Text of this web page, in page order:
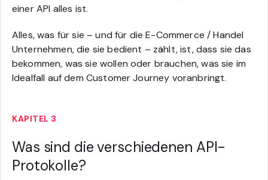
einer API alles ist.
Alles, was für sie – und für die E-Commerce / Handel
Unternehmen, die sie bedient – zählt, ist, dass sie das
bekommen, was sie wollen oder brauchen, was sie im
Idealfall auf dem Customer Journey voranbringt.
KAPITEL 3
Was sind die verschiedenen API-
Protokolle?